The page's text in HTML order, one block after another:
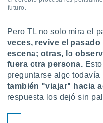
futuro.
Pero TL no solo mira el
veces, revive el pasado
escena; otras, lo
fuera otra persona.
preguntarse algo todavía
también "viajar" hacia
respuesta los dejó sin